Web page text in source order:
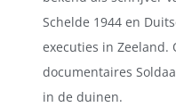
Schelde 1944 en
executies in Zeeland.
documentaires
in de duinen.